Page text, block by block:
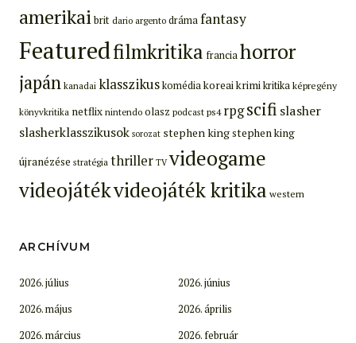
amerikaibrit dario argento drámafantasy
Featuredfilmkritika franciahorror
japán kanadai klasszikuskomédiakoreaikrimikritikaképregény
könyvkritika netflix nintendo olasz podcast ps4 rpgscifi slasher
slasherklasszikusok sorozat stephen kingstephen king
újranézése stratégia thriller TV videogame
videojátékvideojáték kritika western
ARCHÍVUM
2026. július
2026. június
2026. május
2026. április
2026. március
2026. február